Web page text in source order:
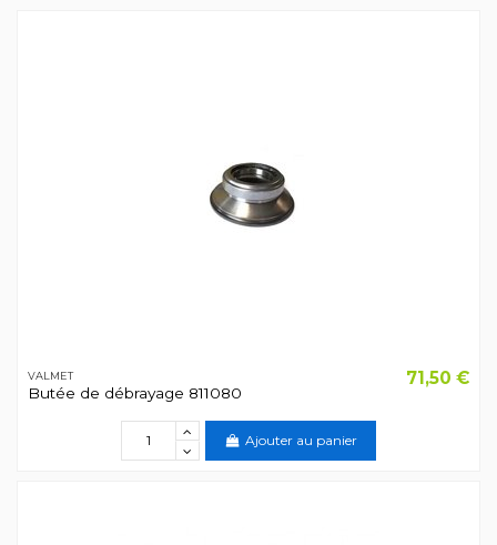
VALMET
Butée de débrayage 811080
71,50 €
Ajouter au panier